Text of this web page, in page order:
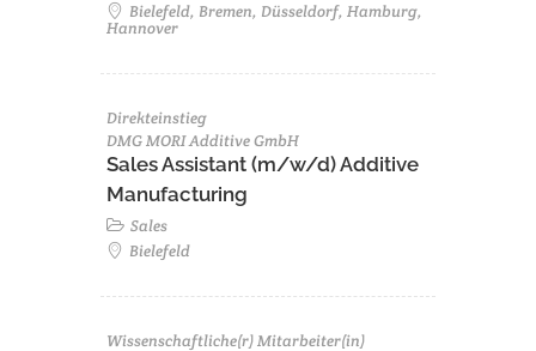
Bielefeld, Bremen, Düsseldorf, Hamburg,
Hannover
Direkteinstieg
DMG MORI Additive GmbH
Sales Assistant (m/w/d) Additive
Manufacturing
Sales
Bielefeld
Wissenschaftliche(r) Mitarbeiter(in)